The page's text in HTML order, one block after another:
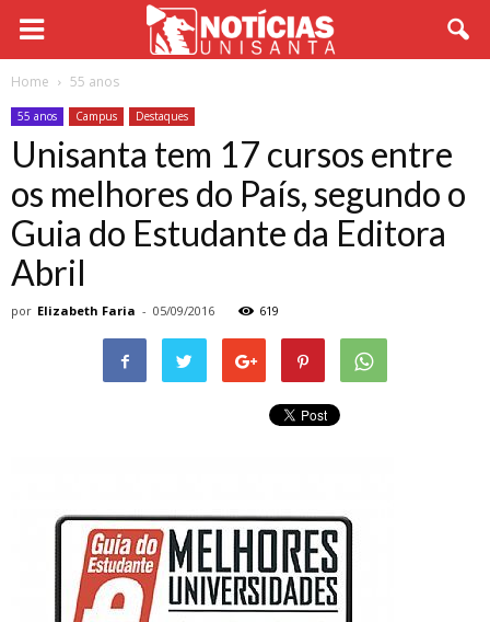
Home 55 anos
55 anos Campus Destaques
Unisanta tem 17 cursos entre
os melhores do País, segundo o
Guia do Estudante da Editora
Abril
por Elizabeth Faria - 05/09/2016 619